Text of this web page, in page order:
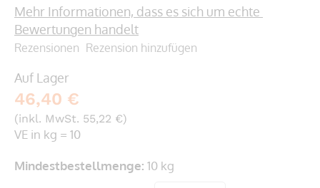
0
% of100
Mehr Informationen, dass es sich um echte
Bewertungen handelt
Rezensionen Rezension hinzufügen
Auf Lager
46,40 €
(inkl. MwSt. 55,22 €)
VE in kg = 10
Mindestbestellmenge: 10 kg